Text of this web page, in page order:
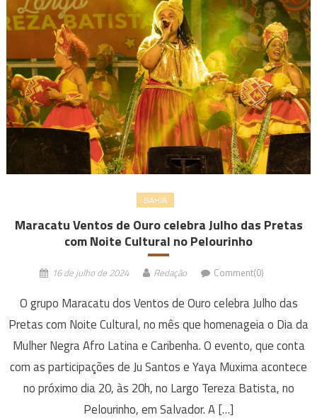
BAHIA
Maracatu Ventos de Ouro celebra Julho das Pretas
com Noite Cultural no Pelourinho
16 de julho de 2024 Redação Comment(0)
O grupo Maracatu dos Ventos de Ouro celebra Julho das
Pretas com Noite Cultural, no mês que homenageia o Dia da
Mulher Negra Afro Latina e Caribenha. O evento, que conta
com as participações de Ju Santos e Yaya Muxima acontece
no próximo dia 20, às 20h, no Largo Tereza Batista, no
Pelourinho, em Salvador. A […]